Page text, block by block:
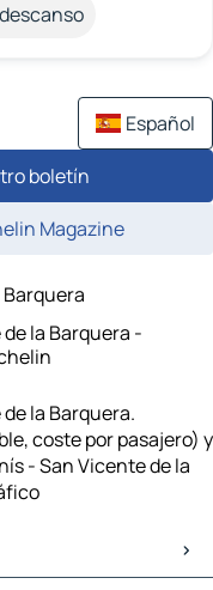
Español
boletín
Magazine
la Barquera -
la Barquera.
coste por pasajero) y
- San Vicente de la